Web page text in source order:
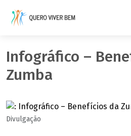
Infográfico –
Zumba
Divulgação